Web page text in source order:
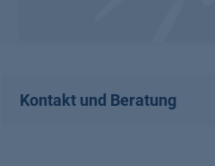
Kontakt und Beratung